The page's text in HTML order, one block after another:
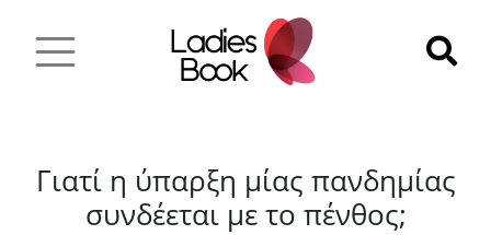
Γιατί η ύπαρξη μίας πανδημίας
συνδέεται με το πένθος;